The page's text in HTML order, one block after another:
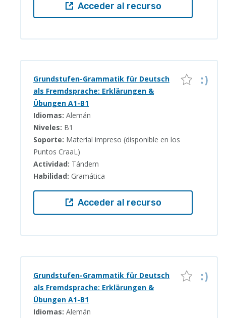
Acceder al recurso
Grundstufen-Grammatik für Deutsch
als Fremdsprache: Erklärungen &
Übungen A1-B1
Idiomas: Alemán
Niveles: B1
Soporte: Material impreso (disponible en los
Puntos CraaL)
Actividad: Tándem
Habilidad: Gramática
Acceder al recurso
Grundstufen-Grammatik für Deutsch
als Fremdsprache: Erklärungen &
Übungen A1-B1
Idiomas: Alemán